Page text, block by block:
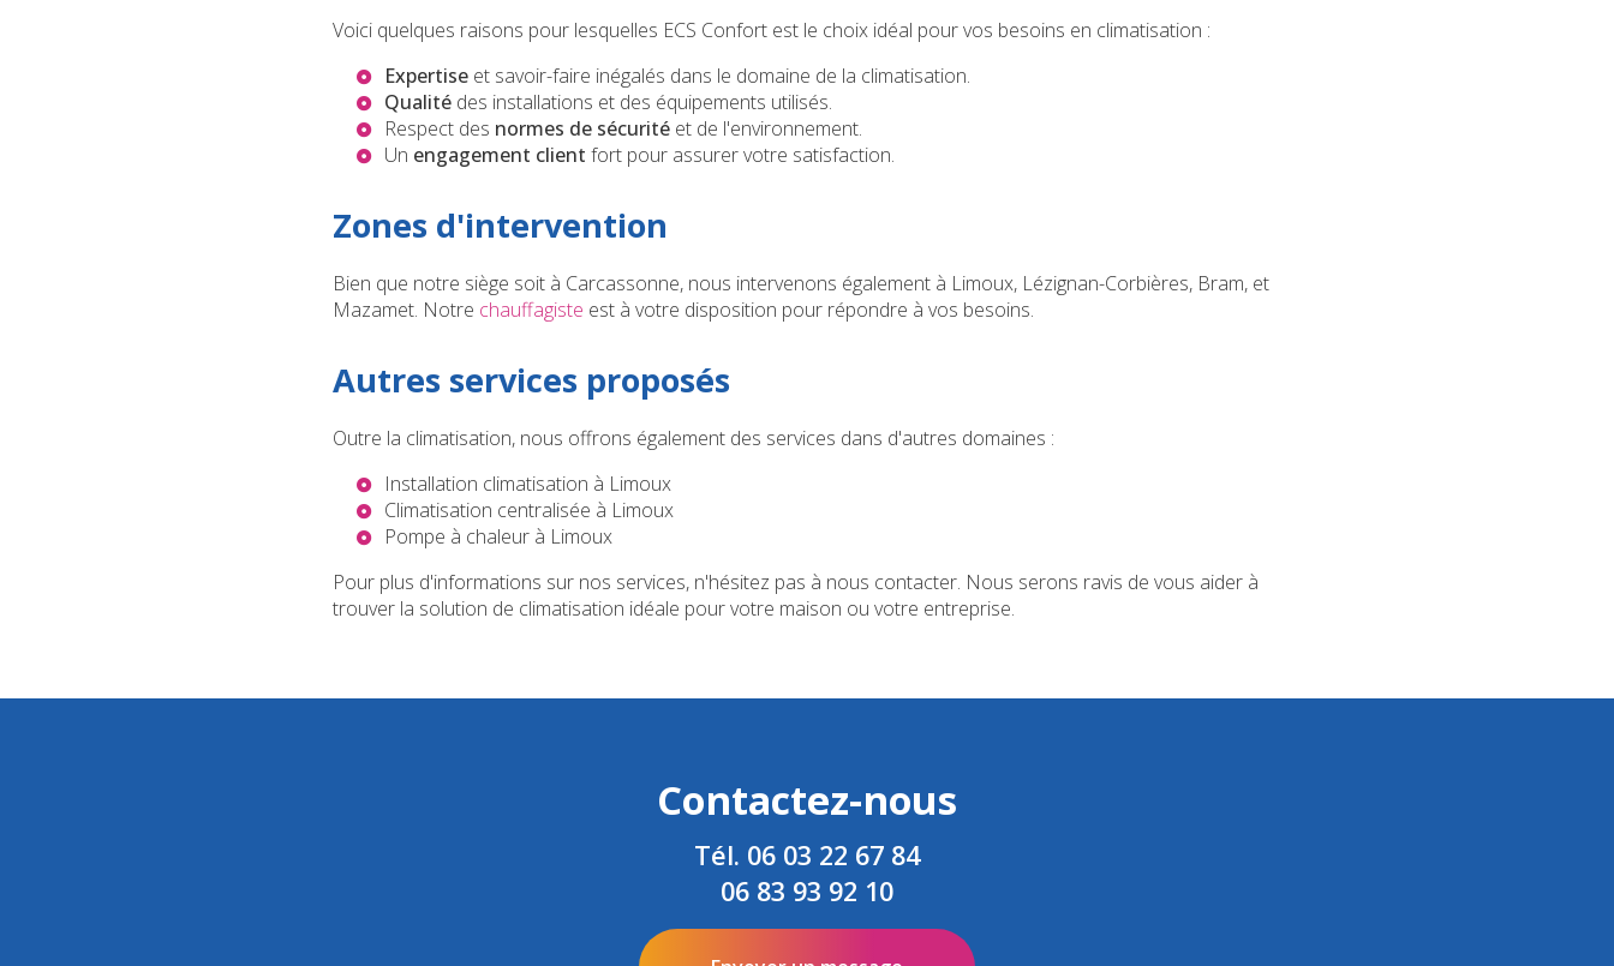
Voici quelques raisons pour lesquelles ECS Confort est le choix idéal pour vos besoins en climatisation :
Expertise et savoir-faire inégalés dans le domaine de la climatisation.
Qualité des installations et des équipements utilisés.
Respect des normes de sécurité et de l'environnement.
Un engagement client fort pour assurer votre satisfaction.
Zones d'intervention
Bien que notre siège soit à Carcassonne, nous intervenons également à Limoux, Lézignan-Corbières, Bram, et
Mazamet. Notre chauffagiste est à votre disposition pour répondre à vos besoins.
Autres services proposés
Outre la climatisation, nous offrons également des services dans d'autres domaines :
Installation climatisation à Limoux
Climatisation centralisée à Limoux
Pompe à chaleur à Limoux
Pour plus d'informations sur nos services, n'hésitez pas à nous contacter. Nous serons ravis de vous aider à
trouver la solution de climatisation idéale pour votre maison ou votre entreprise.
Contactez-nous
Tél. 06 03 22 67 84
06 83 93 92 10